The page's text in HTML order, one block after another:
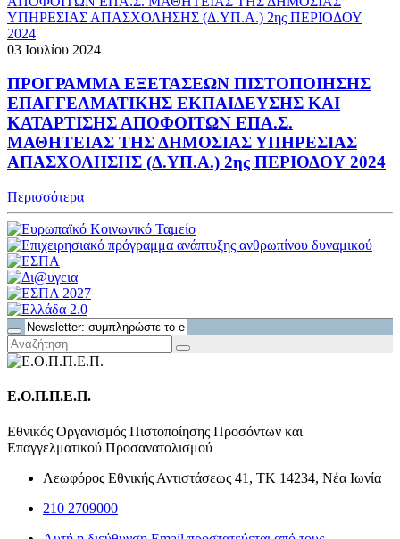
03 Ιουλίου 2024
ΠΡΟΓΡΑΜΜΑ ΕΞΕΤΑΣΕΩΝ ΠΙΣΤΟΠΟΙΗΣΗΣ
ΕΠΑΓΓΕΛΜΑΤΙΚΗΣ ΕΚΠΑΙΔΕΥΣΗΣ ΚΑΙ
ΚΑΤΑΡΤΙΣΗΣ ΑΠΟΦΟΙΤΩΝ ΕΠΑ.Σ.
ΜΑΘΗΤΕΙΑΣ ΤΗΣ ΔΗΜΟΣΙΑΣ ΥΠΗΡΕΣΙΑΣ
ΑΠΑΣΧΟΛΗΣΗΣ (Δ.ΥΠ.Α.) 2ης ΠΕΡΙΟΔΟΥ 2024
Περισσότερα
Ε.Ο.Π.Π.Ε.Π.
Εθνικός Οργανισμός Πιστοποίησης Προσόντων και
Επαγγελματικού Προσανατολισμού
Λεωφόρος Εθνικής Αντιστάσεως 41, ΤΚ 14234, Νέα Ιωνία
210 2709000